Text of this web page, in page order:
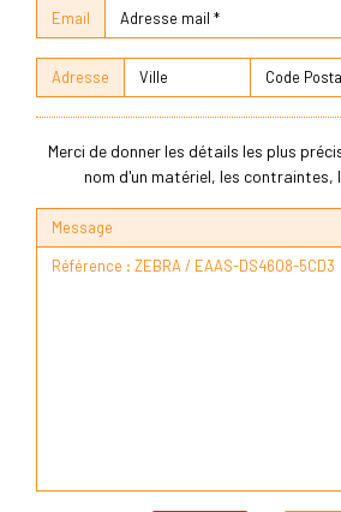
Email
Adresse
Merci de donner les détails les plus
nom d'un matériel, les
Message